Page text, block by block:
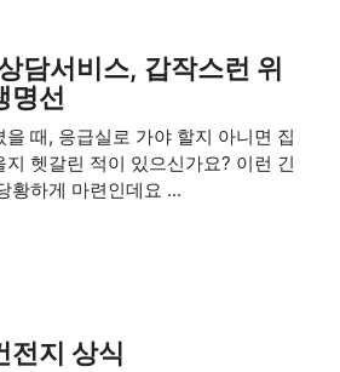
담서비스, 갑작스런 위
명선
때, 응급실로 가야 할지 아니면 집
헷갈린 적이 있으신가요? 이런 긴
황하게 마련인데요 ...
전지 상식